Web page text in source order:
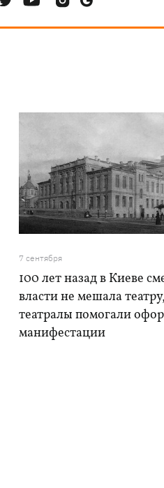
7 сентября
100 лет назад в Киеве
власти не мешала
театралы помогали
манифестации